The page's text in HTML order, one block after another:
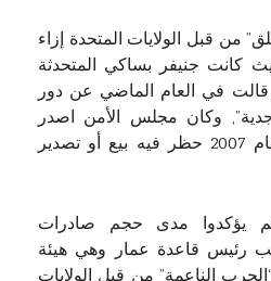
من قبل الولايات المتحدة إزاء
كانت جنيفر بساكي المتحدثة
قالت في العام الماضي عن دور
وكان مجلس الأمن اصدر
قرارا برقم (1747) في عام 2007 حظر فيه بيع أو تصدير
لم يؤكدوا مدى حجم صادرات
رئيس قاعدة عمار وهي هيئة